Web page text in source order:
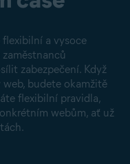
flexibilní a vysoce
zabezpečení. Když
budete okamžitě
flexibilní pravidla,
webům, ať už